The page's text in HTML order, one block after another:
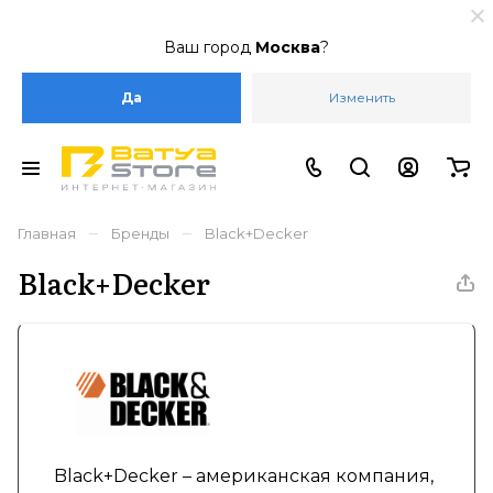
Ваш город Москва?
Да Изменить
Главная – Бренды – Black+Decker
Black+Decker
Black+Decker – американская компания,